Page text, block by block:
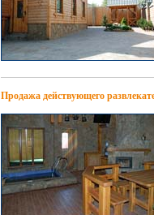
Продажа действующего